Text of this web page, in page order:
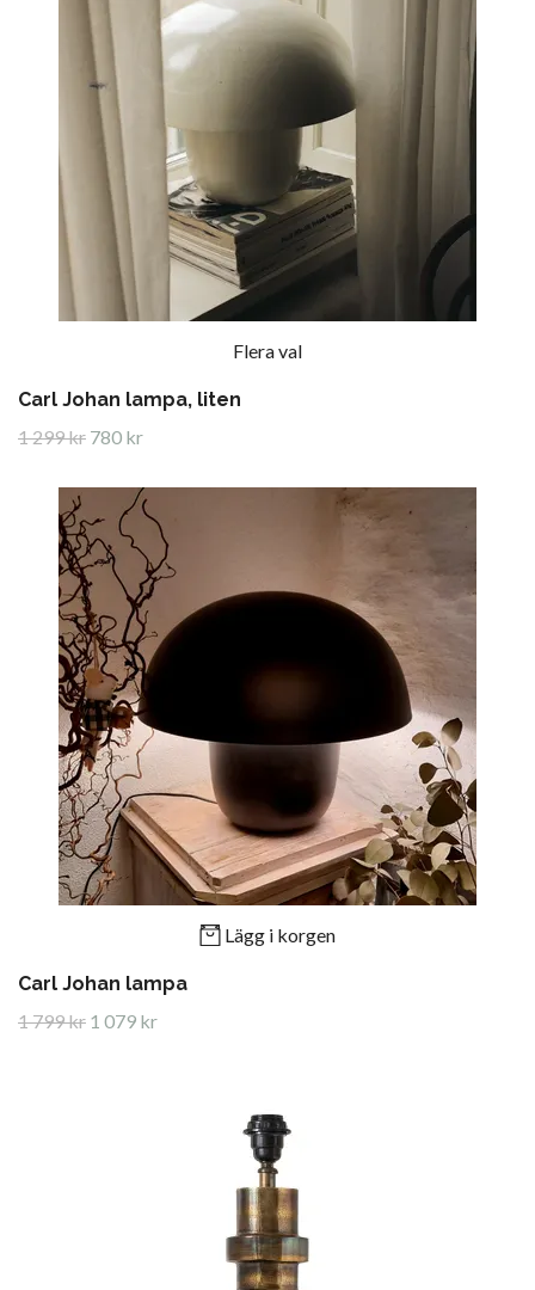
Flera val
Carl Johan lampa, liten
1 299 kr 780 kr
Lägg i korgen
Carl Johan lampa
1 799 kr 1 079 kr